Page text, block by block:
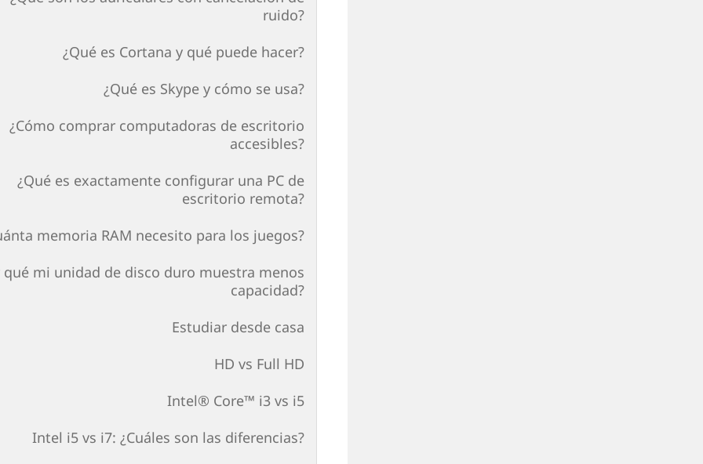
ruido?
¿Qué es Cortana y qué puede hacer?
¿Qué es Skype y cómo se usa?
¿Cómo comprar computadoras de escritorio
accesibles?
¿Qué es exactamente configurar una PC de
escritorio remota?
memoria RAM necesito para los juegos?
qué mi unidad de disco duro muestra menos
capacidad?
Estudiar desde casa
HD vs Full HD
Intel® Core™ i3 vs i5
Intel i5 vs i7: ¿Cuáles son las diferencias?